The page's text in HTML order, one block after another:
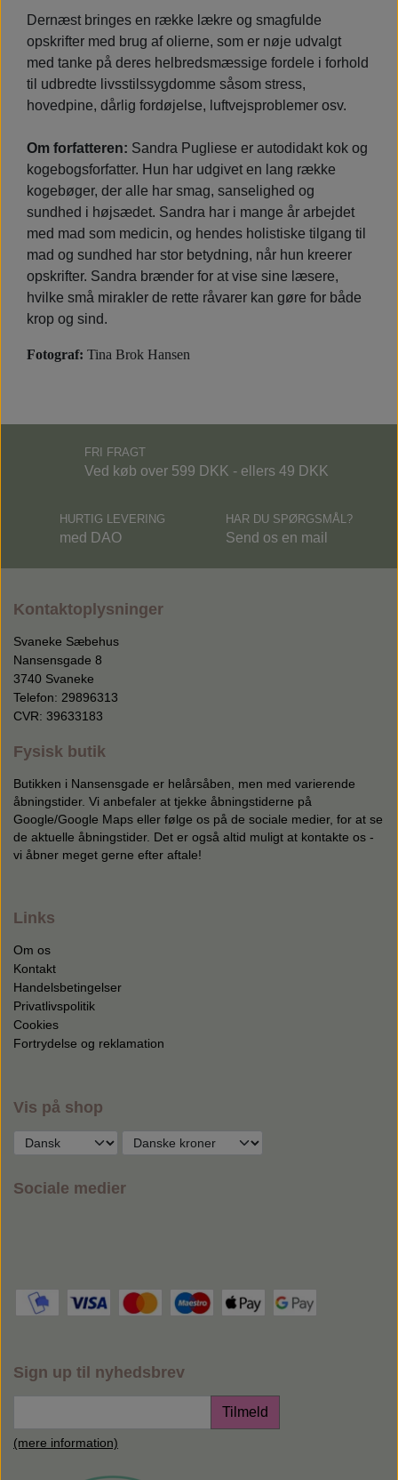
Dernæst bringes en række lækre og smagfulde
opskrifter med brug af olierne, som er nøje udvalgt
med tanke på deres helbredsmæssige fordele i forhold
til udbredte livsstilssygdomme såsom stress,
hovedpine, dårlig fordøjelse, luftvejsproblemer osv.
Om forfatteren: Sandra Pugliese er autodidakt kok og
kogebogsforfatter. Hun har udgivet en lang række
kogebøger, der alle har smag, sanselighed og
sundhed i højsædet. Sandra har i mange år arbejdet
med mad som medicin, og hendes holistiske tilgang til
mad og sundhed har stor betydning, når hun kreerer
opskrifter. Sandra brænder for at vise sine læsere,
hvilke små mirakler de rette råvarer kan gøre for både
krop og sind.
Fotograf: Tina Brok Hansen
FRI FRAGT
Ved køb over 599 DKK - ellers 49 DKK
HURTIG LEVERING
med DAO
HAR DU SPØRGSMÅL?
Send os en mail
Kontaktoplysninger
Svaneke Sæbehus
Nansensgade 8
3740 Svaneke
Telefon: 29896313
CVR: 39633183
Fysisk butik
Butikken i Nansensgade er helårsåben, men med varierende
åbningstider. Vi anbefaler at tjekke åbningstiderne på
Google/Google Maps eller følge os på de sociale medier, for at se
de aktuelle åbningstider. Det er også altid muligt at kontakte os -
vi åbner meget gerne efter aftale!
Links
Om os
Kontakt
Handelsbetingelser
Privatlivspolitik
Cookies
Fortrydelse og reklamation
Vis på shop
Sociale medier
Sign up til nyhedsbrev
Tilmeld
(mere information)